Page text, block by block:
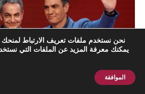
ضغوط لمحاكمة سانشيز بشأن خطة
اشترك الآن
نحن نستخدم ملفات تعريف الارتباط
يمكنك معرفة المزيد عن الملفات التي
الموافقة